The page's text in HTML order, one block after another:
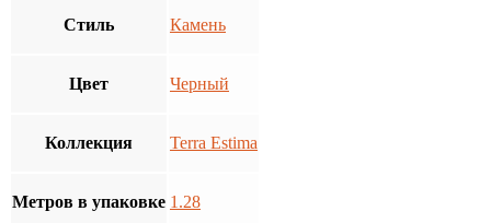
Стиль Камень
Цвет Черный
Коллекция Terra Estima
Метров в упаковке 1.28